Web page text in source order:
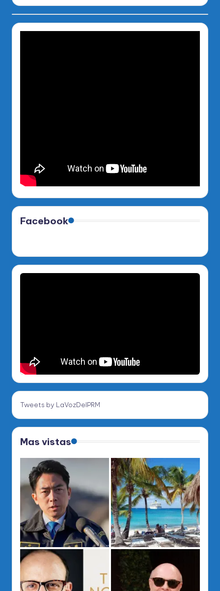
Facebook
Tweets by LaVozDelPRM
Mas vistas